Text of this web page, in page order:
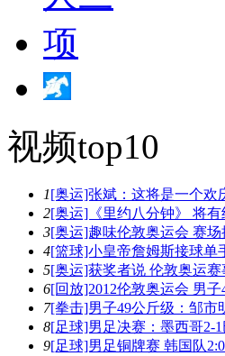
视频top10
1[奥运]张斌：这将是一个欢
2[奥运]《里约八分钟》 将
3[奥运]趣味伦敦奥运会 赛
4[篮球]小皇帝詹姆斯接球单
5[奥运]获奖者说 伦敦奥运赛
6[回放]2012伦敦奥运会 男
7[拳击]男子49公斤级：邹市
8[足球]男足决赛：墨西哥2-
9[足球]男足铜牌赛 韩国队